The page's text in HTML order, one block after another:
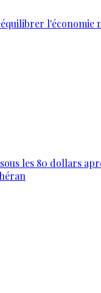
l'économie
les 80 dollars